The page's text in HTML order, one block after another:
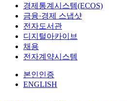
경제통계시스템(ECOS)
금융·경제 스냅샷
전자도서관
디지털아카이브
채용
전자계약시스템
본인인증
ENGLISH